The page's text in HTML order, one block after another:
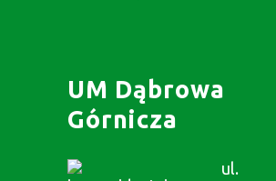
UM Dąbrowa
Górnicza
ul.